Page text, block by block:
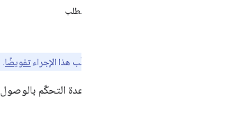
نص الطلب
يتطلّب هذا الإجراء تفويضًا
تعديل قاعدة التحكّم بالوصول